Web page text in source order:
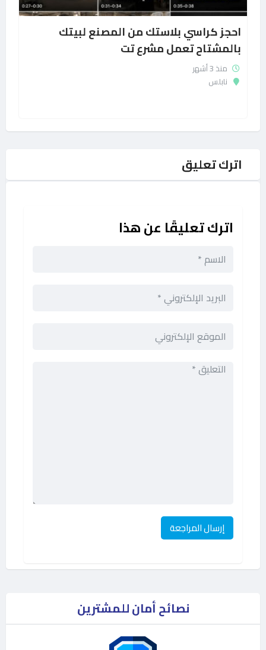
احجز كراسي بلاستك من المصنع لبيتك
بالمشتاح تعمل مشرع تت
منذ 3 أشهر
نابلس
اترك تعليق
اترك تعليقًا عن هذا
نصائح أمان للمشترين